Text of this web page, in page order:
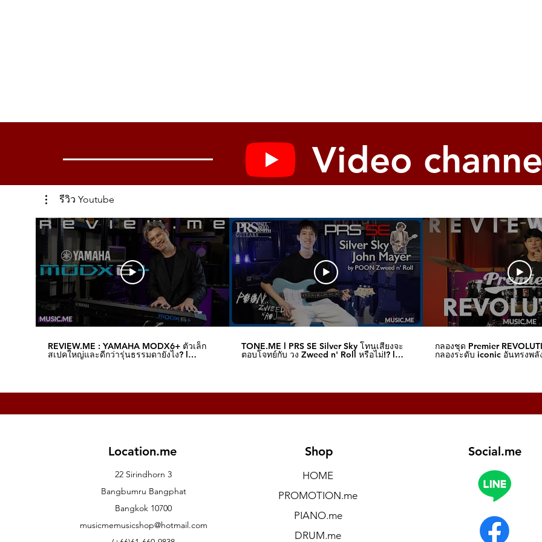
Video
รีวิว Youtube
REVIEW.ME : YAMAHA MODX6+ ตัวเล็ก
สเปคใหญ่และดีกว่ารุ่นธรรมดายังไง? l
TONE.ME l PRS SE Silver Sky โทนเสียงจะ
ตอบโจทย์กับ วง Zweed n' Roll หรือไม่!? l
กลองชุด Premier
กลองระดับ iconic อันทรงพลั
Location.me
22 Sirindhorn 3
Bangbumru Bangphat
Bangkok 10700
musicmemusicshop@hotmail.com
Shop
HOME
PROMOTION.me
PIANO.me
DRUM.me
Social.me